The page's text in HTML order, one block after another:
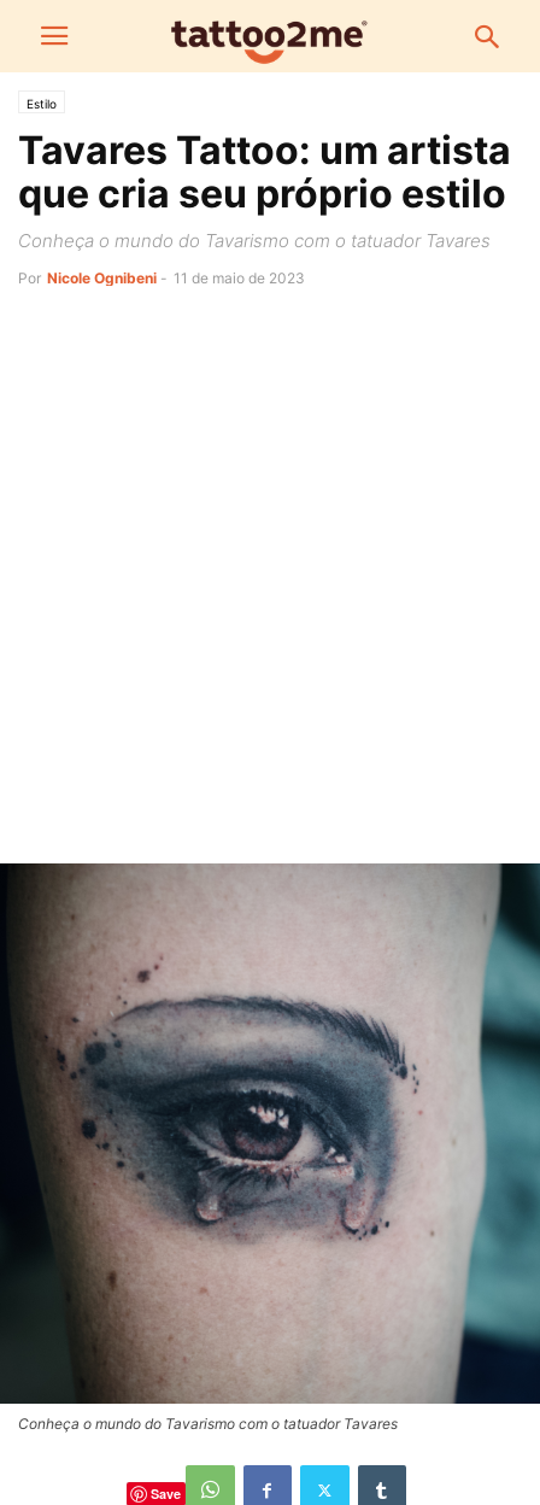
Estilo
Tavares Tattoo: um artista
que cria seu próprio estilo
Conheça o mundo do Tavarismo com o tatuador Tavares
Por Nicole Ognibeni - 11 de maio de 2023
Conheça o mundo do Tavarismo com o tatuador Tavares
Save